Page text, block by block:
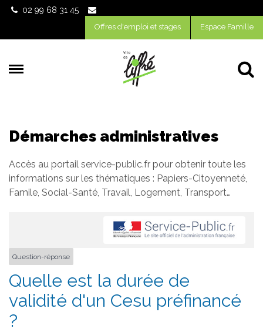
Gestion des traceurs
02 99 68 31 45
Offres d'emploi et stages Espace Famille
Démarches administratives
Accès au portail service-public.fr pour obtenir toute les
informations sur les thématiques : Papiers-Citoyenneté,
Famile, Social-Santé, Travail, Logement, Transport…
Question-réponse
Quelle est la durée de
validité d'un Cesu préfinancé
?